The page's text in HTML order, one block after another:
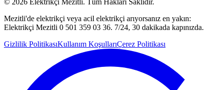
© 2026 Elektrikçi Mezitli. Tüm Hakları Saklıdır.
Mezitli'de elektrikçi veya acil elektrikçi arıyorsanız en yakın:
Elektrikçi Mezitli 0 501 359 03 36. 7/24, 30 dakikada kapınızda.
Gizlilik PolitikasıKullanım KoşullarıÇerez Politikası